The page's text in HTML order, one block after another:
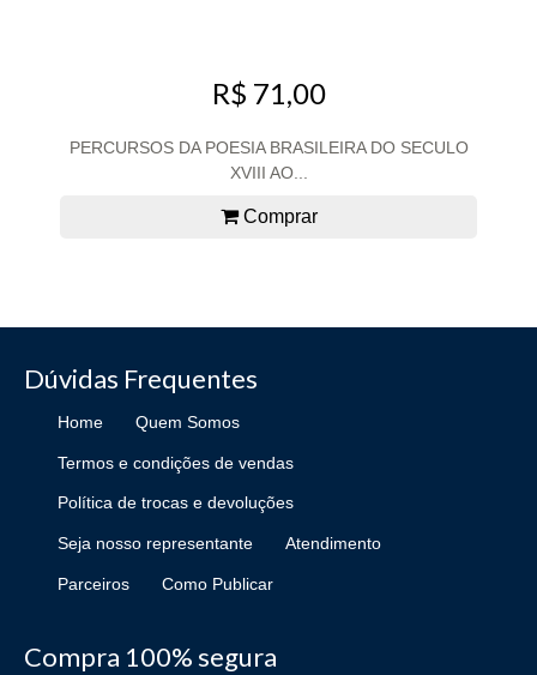
R$ 71,00
PERCURSOS DA POESIA BRASILEIRA DO SECULO
XVIII AO...
Comprar
Dúvidas Frequentes
Home Quem Somos
Termos e condições de vendas
Política de trocas e devoluções
Seja nosso representante Atendimento
Parceiros Como Publicar
Compra 100% segura